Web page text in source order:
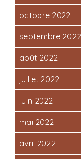
octobre 2022
septembre 2022
août 2022
juillet 2022
juin 2022
mai 2022
avril 2022